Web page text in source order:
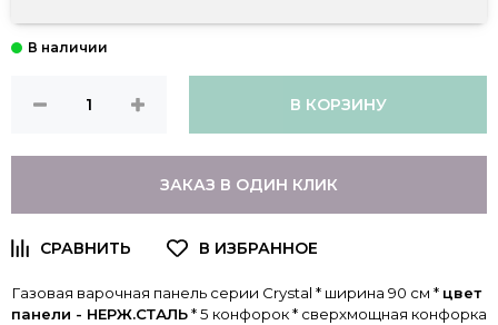
В КОРЗИНУ
ЗАКАЗ В ОДИН КЛИК
Газовая варочная панель серии Crystal * ширина 90 см * цвет
панели - НЕРЖ.СТАЛЬ* 5 конфорок * сверхмощная конфорка